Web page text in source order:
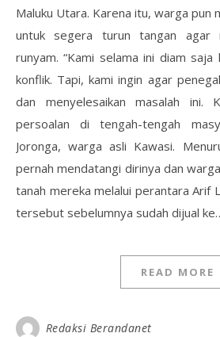
Maluku Utara. Karena itu, warga pun
untuk segera turun tangan agar
runyam. “Kami selama ini diam
konflik. Tapi, kami ingin agar
dan menyelesaikan masalah ini.
persoalan di tengah-tengah
Joronga, warga asli Kawasi.
pernah mendatangi dirinya dan
tanah mereka melalui perantara Arif
tersebut sebelumnya sudah dijual
READ MORE
Redaksi Berandanet